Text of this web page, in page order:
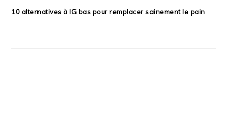
10 alternatives à IG bas pour remplacer sainement le pain